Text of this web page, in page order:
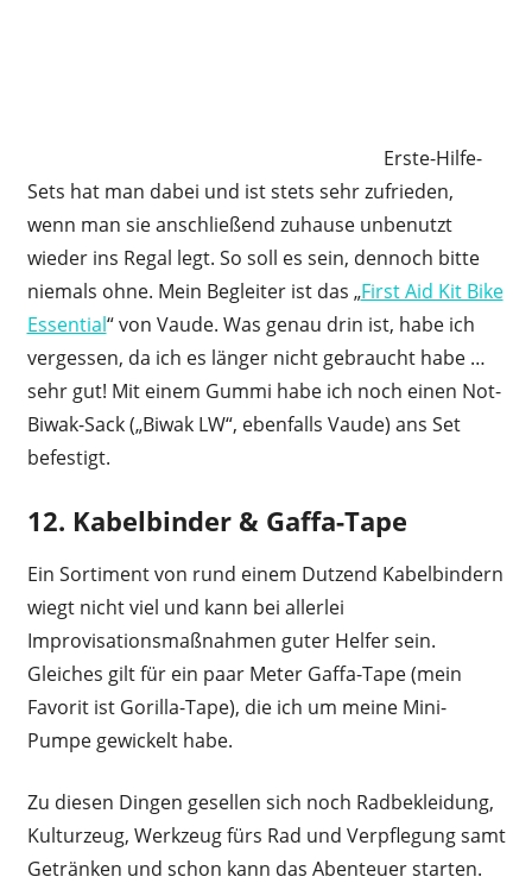
Erste-Hilfe-
Sets hat man dabei und ist stets sehr zufrieden,
wenn man sie anschließend zuhause unbenutzt
wieder ins Regal legt. So soll es sein, dennoch bitte
niemals ohne. Mein Begleiter ist das „First Aid Kit Bike
Essential“ von Vaude. Was genau drin ist, habe ich
vergessen, da ich es länger nicht gebraucht habe …
sehr gut! Mit einem Gummi habe ich noch einen Not-
Biwak-Sack („Biwak LW“, ebenfalls Vaude) ans Set
befestigt.
12. Kabelbinder & Gaffa-Tape
Ein Sortiment von rund einem Dutzend Kabelbindern
wiegt nicht viel und kann bei allerlei
Improvisationsmaßnahmen guter Helfer sein.
Gleiches gilt für ein paar Meter Gaffa-Tape (mein
Favorit ist Gorilla-Tape), die ich um meine Mini-
Pumpe gewickelt habe.
Zu diesen Dingen gesellen sich noch Radbekleidung,
Kulturzeug, Werkzeug fürs Rad und Verpflegung samt
Getränken und schon kann das Abenteuer starten.